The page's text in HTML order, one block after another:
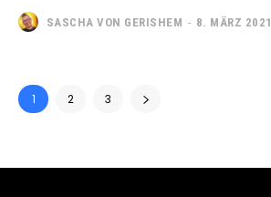
SASCHA VON GERISHEM - 8. MÄRZ 2021
1 2 3